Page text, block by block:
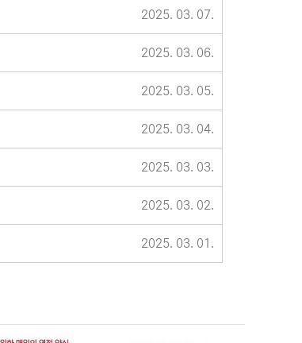
2025. 03. 07.
2025. 03. 06.
2025. 03. 05.
2025. 03. 04.
2025. 03. 03.
2025. 03. 02.
2025. 03. 01.